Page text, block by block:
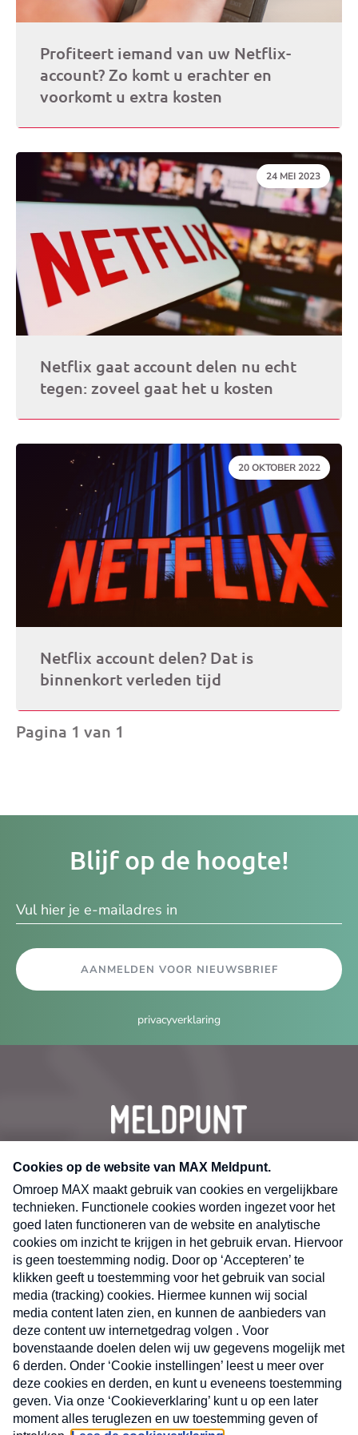
Profiteert iemand van uw Netflix-
account? Zo komt u erachter en
voorkomt u extra kosten
DATUM:
24 MEI 2023
Netflix gaat account delen nu echt
tegen: zoveel gaat het u kosten
DATUM:
20 OKTOBER 2022
Netflix account delen? Dat is
binnenkort verleden tijd
Pagina 1 van 1
Blijf op de hoogte!
AANMELDEN VOOR NIEUWSBRIEF
privacyverklaring
CONTACT
Volg ons op
X
Nieuwsbrief
Neem hier een gratis abonnement op de MAX
Consumenten nieuwsbrief. Elke maandag en